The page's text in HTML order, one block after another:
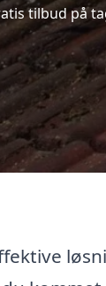
tilbud på